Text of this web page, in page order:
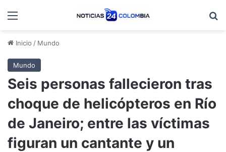
Menú
Inicio / Mundo
Mundo
Seis personas fallecieron tras
choque de helicópteros en Río
de Janeiro; entre las víctimas
figuran un cantante y un